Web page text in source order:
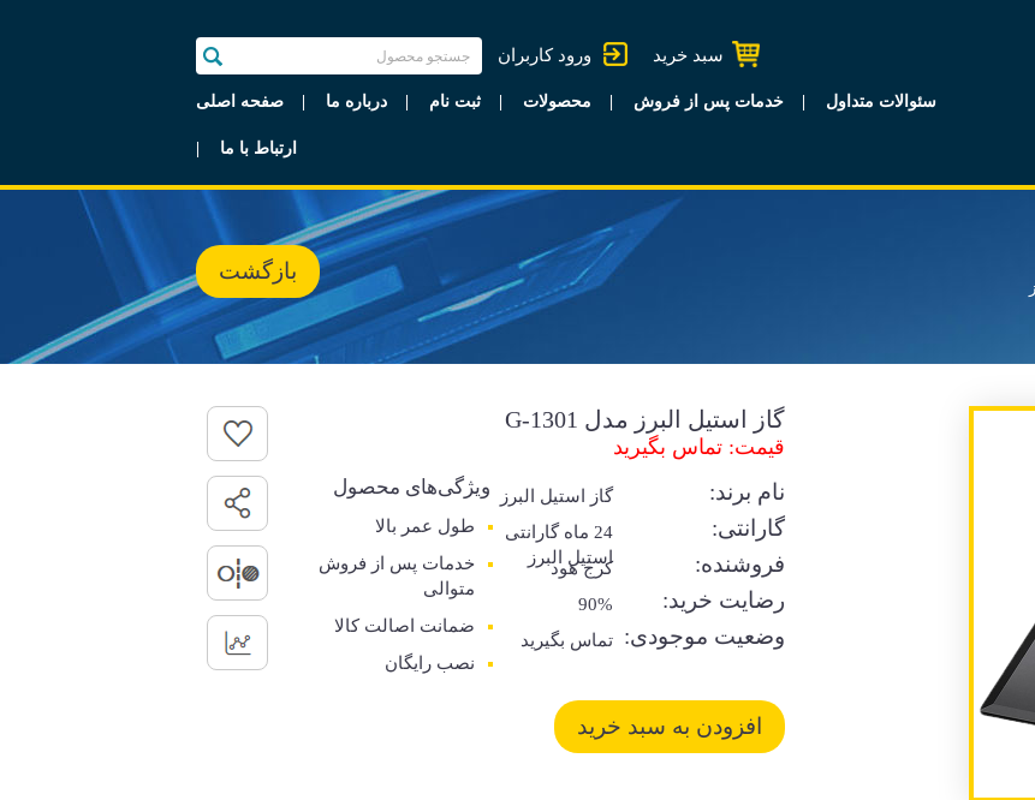
ورود کاربران سبد خرید
صفحه اصلی درباره ما ثبت نام محصولات خدمات پس از فروش سئوالات متداول
ارتباط با ما
بازگشت
گاز استیل البرز مدل G-1301
قیمت: تماس بگیرید
نام برند: گاز استیل البرز
گارانتی:
24 ماه گارانتی
استیل البرز
فروشنده: کرج هود
رضایت خرید: 90%
وضعیت موجودی: تماس بگیرید
ویژگی‌های محصول
طول عمر بالا
خدمات پس از فروش
متوالی
ضمانت اصالت کالا
نصب رایگان